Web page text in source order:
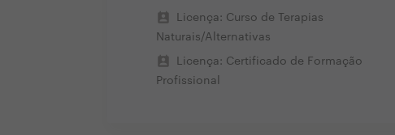
perm_contact_calendar
Licença: Curso de Terapias
Naturais/Alternativas
perm_contact_calendar
Licença: Certificado de Formação
Profissional